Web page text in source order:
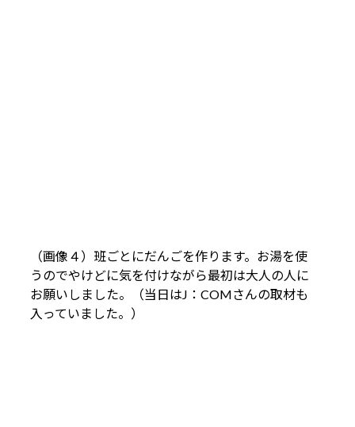
（画像４）班ごとにだんごを作ります。お湯を使
うのでやけどに気を付けながら最初は大人の人に
お願いしました。（当日はJ：COMさんの取材も
入っていました。）